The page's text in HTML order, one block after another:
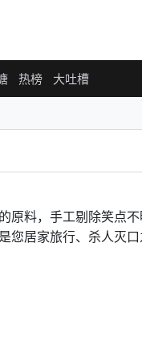
热榜 大吐槽
原料，手工剔除笑点
居家旅行、杀人灭口